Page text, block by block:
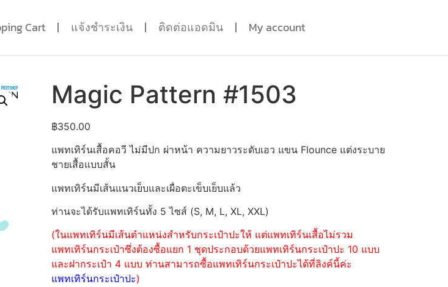
Cart แจ้งชำระเงิน ติดต่อแอดมิน My account
Magic Pattern #1503
฿350.00
แพทเทิร์นเสื้อคอวี ไม่มีปก ผ่าหน้า ความยาวระดับเอว แขน Flounce แต่งระบาย
ชายเสื้อแบบสั้น
แพทเทิร์นมีเส้นแนวเย็บและเผื่อตะเข็บเย็บแล้ว
ท่านจะได้รับแพทเทิร์นทั้ง 5 ไซส์ (S, M, L, XL, XXL)
(ในแพทเทิร์นมีเส้นตำแหน่งสำหรับกระเป๋าปะให้ แต่แพทเทิร์นเสื้อไม่รวม
แพทเทิร์นกระเป๋าซึ่งต้องซื้อแยก 1 ชุดประกอบด้วยแพทเทิร์นกระเป๋าปะ 10 แบบ
และฝากระเป๋า 4 แบบ ท่านสามารถซื้อแพทเทิร์นกระเป๋าปะได้ที่ลิงค์นี้ค่ะ
แพทเทิร์นกระเป๋าปะ)